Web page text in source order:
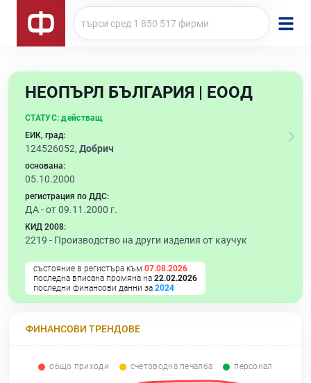
НЕОПЪРЛ БЪЛГАРИЯ | ЕООД
СТАТУС: действащ
ЕИК, град:
124526052, Добрич
основана:
05.10.2000
регистрация по ДДС:
ДА - от 09.11.2000 г.
КИД 2008:
2219 - Производство на други изделия от каучук
състояние в регистъра към 07.08.2026
последна вписана промяна на 22.02.2026
последни финансови данни за 2024
ФИНАНСОВИ ТРЕНДОВЕ
общо приходи счетоводна печалба персонал